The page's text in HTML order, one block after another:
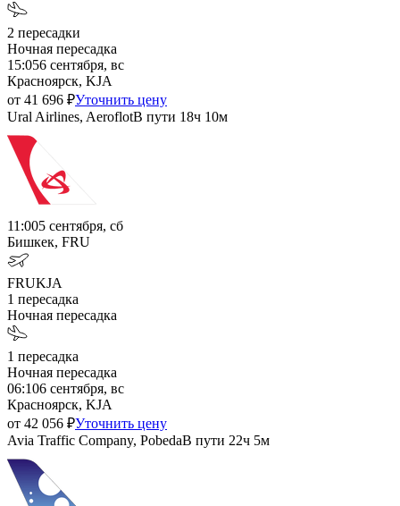
2 пересадки
Ночная пересадка
15:056 сентября, вс
Красноярск, KJA
от 41 696 ₽Уточнить цену
Ural Airlines, AeroflotВ пути 18ч 10м
11:005 сентября, сб
Бишкек, FRU
FRUKJA
1 пересадка
Ночная пересадка
1 пересадка
Ночная пересадка
06:106 сентября, вс
Красноярск, KJA
от 42 056 ₽Уточнить цену
Avia Traffic Company, PobedaВ пути 22ч 5м